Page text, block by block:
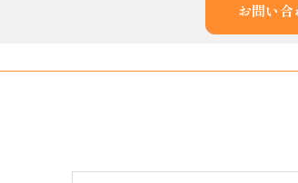
お問い合